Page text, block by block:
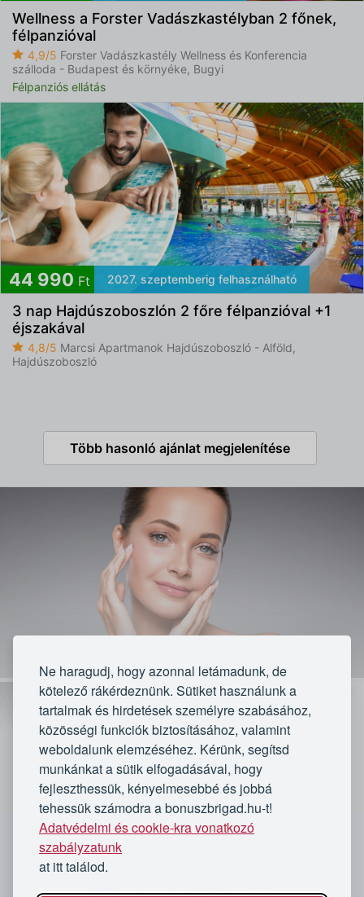
Ne haragudj, hogy azonnal letámadunk, de
kötelező rákérdeznünk. Sütiket használunk a
tartalmak és hirdetések személyre szabásához,
közösségi funkciók biztosításához, valamint
weboldalunk elemzéséhez. Kérünk, segítsd
munkánkat a sütik elfogadásával, hogy
fejleszthessük, kényelmesebbé és jobbá
tehessük számodra a bonuszbrigad.hu-t!
Adatvédelmi és cookie-kra vonatkozó
szabályzatunk
at itt találod.
Wellness a Forster Vadászkastélyban 2 főnek,
félpanzióval
4,9/5 Forster Vadászkastély Wellness és Konferencia
szálloda - Budapest és környéke, Bugyi
Félpanziós ellátás
44 990 Ft 2027. szeptemberig felhasználható
3 nap Hajdúszoboszlón 2 főre félpanzióval +1
éjszakával
4,8/5 Marcsi Apartmanok Hajdúszoboszló - Alföld,
Hajdúszoboszló
Több hasonló ajánlat megjelenítése
Lejárt
Az ajánlat lejárt 3 vásárló 48 értékelés
`